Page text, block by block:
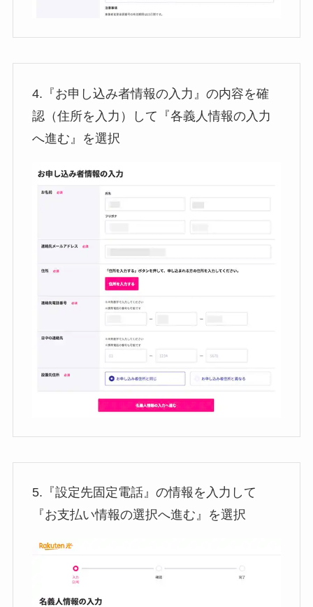
4.『お申し込み者情報の入力』の内容を確
認（住所を入力）して『各義人情報の入力
へ進む』を選択
5.『設定先固定電話』の情報を入力して
『お支払い情報の選択へ進む』を選択